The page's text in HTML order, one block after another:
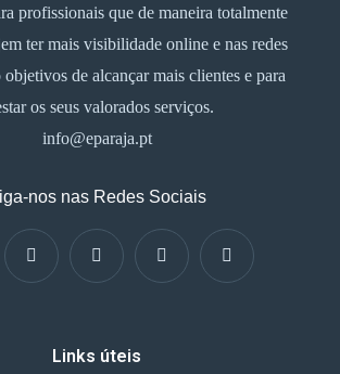
profissionais que de maneira totalmente
ter mais visibilidade online e nas redes
de alcançar mais clientes e para
os seus valorados serviços.
info@eparaja.pt
nos nas Redes Sociais
Links úteis